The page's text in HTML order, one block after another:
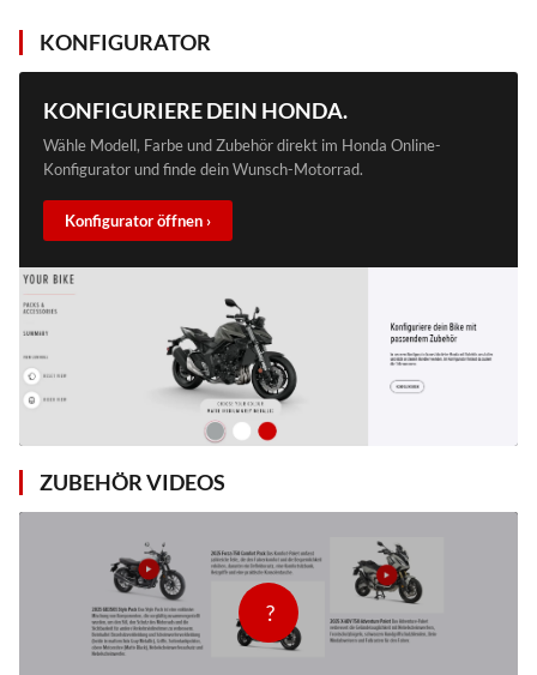
KONFIGURATOR
KONFIGURIERE DEIN HONDA.
Wähle Modell, Farbe und Zubehör direkt im Honda Online-
Konfigurator und finde dein Wunsch-Motorrad.
Konfigurator öffnen ›
ZUBEHÖR VIDEOS
?